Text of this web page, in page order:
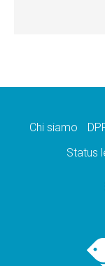
Chi siamo
Status